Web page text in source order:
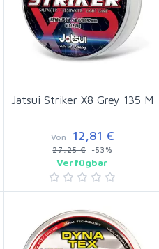
Jatsui Striker X8 Grey 135 M
Von 12,81 €
27,25 €-53%
Verfügbar